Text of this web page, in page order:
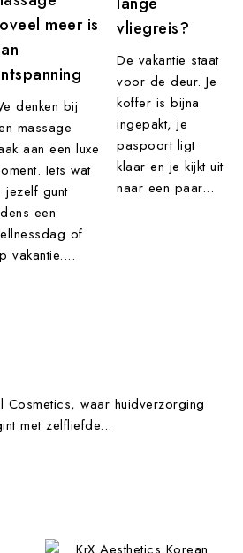
meer is
denken bij
massage
aan een luxe
Iets wat
jezelf gunt
een
of
vakantie....
vliegreis?
De vakantie staat
voor de deur. Je
koffer is bijna
ingepakt, je
paspoort ligt
klaar en je kijkt uit
naar een paar...
Cosmetics, waar huidverzorging
met zelfliefde...